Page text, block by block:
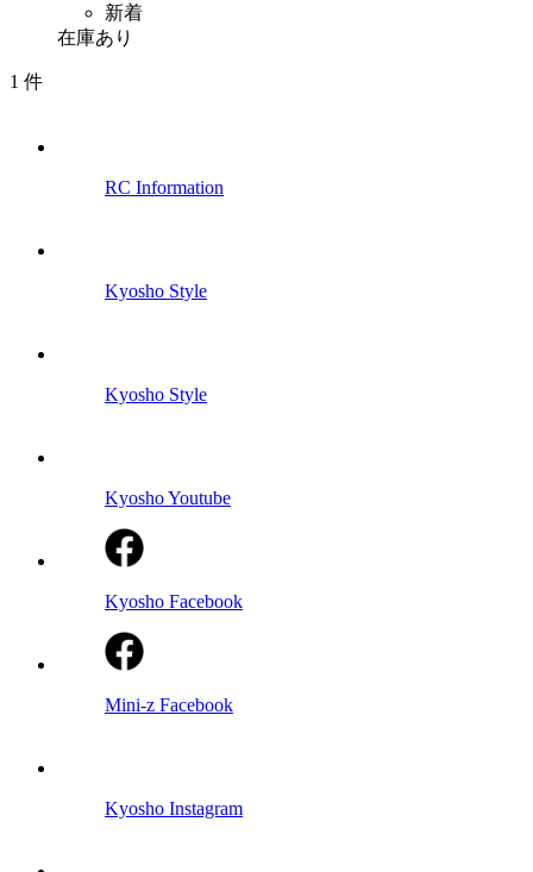
新着
在庫あり
1 件
RC Information
Kyosho Style
Kyosho Style
Kyosho Youtube
Kyosho Facebook
Mini-z Facebook
Kyosho Instagram